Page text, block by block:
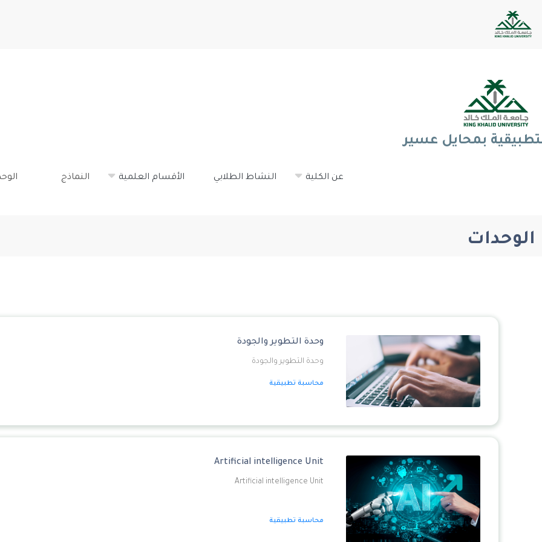
بمحايل عسير
عن الكلية النشاط الطلابي الأقسام العلمية النماذج
الوحدات
وحدة التطوير والجودة
وحدة التطوير والجودة
محاسبة تطبيقية
Artificial intelligence Unit
Artificial intelligence Unit
محاسبة تطبيقية